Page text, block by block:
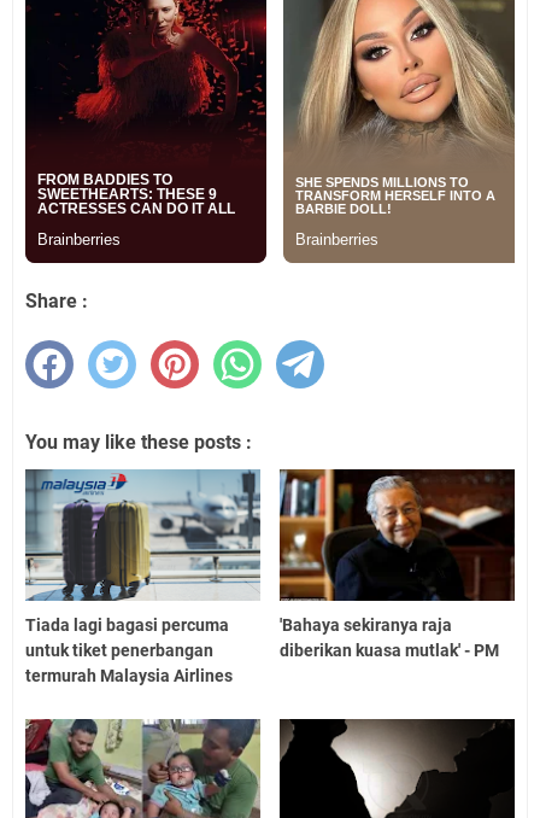
Share :
You may like these posts :
Tiada lagi bagasi percuma
untuk tiket penerbangan
termurah Malaysia Airlines
'Bahaya sekiranya raja
diberikan kuasa mutlak' - PM